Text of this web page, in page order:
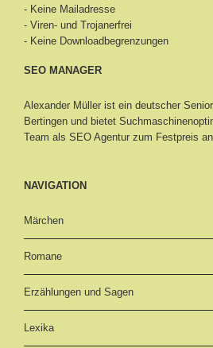
- Keine Mailadresse
- Viren- und Trojanerfrei
- Keine Downloadbegrenzungen
SEO MANAGER
Alexander Müller ist ein deutscher Senior
Bertingen und bietet
Team als SEO Agentur zum Festpreis an.
NAVIGATION
Märchen
Romane
Erzählungen und Sagen
Lexika